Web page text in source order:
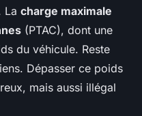
La charge maximale
(PTAC), dont une
du véhicule. Reste
Dépasser ce poids
mais aussi illégal